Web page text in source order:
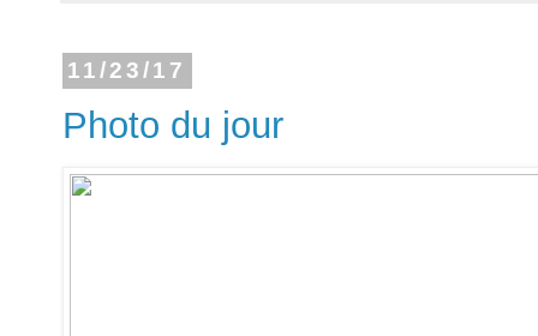
11/23/17
Photo du jour